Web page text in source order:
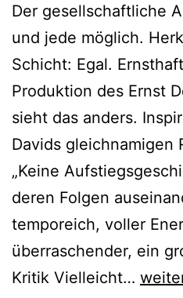
Der gesellschaftliche
und jede möglich.
Schicht: Egal.
Produktion des Ernst
sieht das anders.
Davids gleichnamigen
„Keine
deren Folgen
temporeich, voller
überraschender, ein
Kritik Vielleicht… Keine